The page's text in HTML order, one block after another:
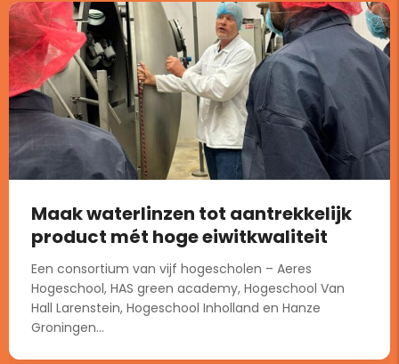
Maak waterlinzen tot aantrekkelijk
product mét hoge eiwitkwaliteit
Een consortium van vijf hogescholen – Aeres
Hogeschool, HAS green academy, Hogeschool Van
Hall Larenstein, Hogeschool Inholland en Hanze
Groningen...